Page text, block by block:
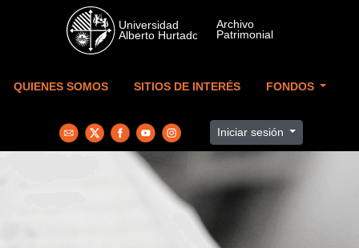
Skip to main content
QUIENES SOMOS SITIOS DE INTERÉS FONDOS
Iniciar sesión